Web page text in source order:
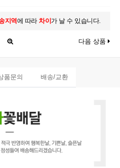
지역에 따라 차이 가 날 수 있습니다.
다음 상품
품문의 배송/교환